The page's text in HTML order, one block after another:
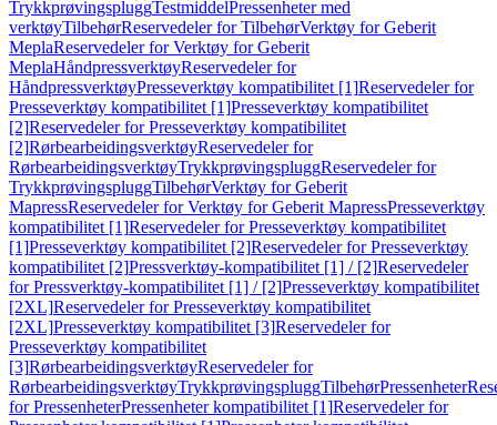
TrykkprøvingspluggTestmiddelPressenheter med
verktøyTilbehørReservedeler for TilbehørVerktøy for Geberit
MeplaReservedeler for Verktøy for Geberit
MeplaHåndpressverktøyReservedeler for
HåndpressverktøyPresseverktøy kompatibilitet [1]Reservedeler for
Presseverktøy kompatibilitet [1]Presseverktøy kompatibilitet
[2]Reservedeler for Presseverktøy kompatibilitet
[2]RørbearbeidingsverktøyReservedeler for
RørbearbeidingsverktøyTrykkprøvingspluggReservedeler for
TrykkprøvingspluggTilbehørVerktøy for Geberit
MapressReservedeler for Verktøy for Geberit MapressPresseverktøy
kompatibilitet [1]Reservedeler for Presseverktøy kompatibilitet
[1]Presseverktøy kompatibilitet [2]Reservedeler for Presseverktøy
kompatibilitet [2]Pressverktøy-kompatibilitet [1] / [2]Reservedeler
for Pressverktøy-kompatibilitet [1] / [2]Presseverktøy kompatibilitet
[2XL]Reservedeler for Presseverktøy kompatibilitet
[2XL]Presseverktøy kompatibilitet [3]Reservedeler for
Presseverktøy kompatibilitet
[3]RørbearbeidingsverktøyReservedeler for
RørbearbeidingsverktøyTrykkprøvingspluggTilbehørPressenheter
for PressenheterPressenheter kompatibilitet [1]Reservedeler for